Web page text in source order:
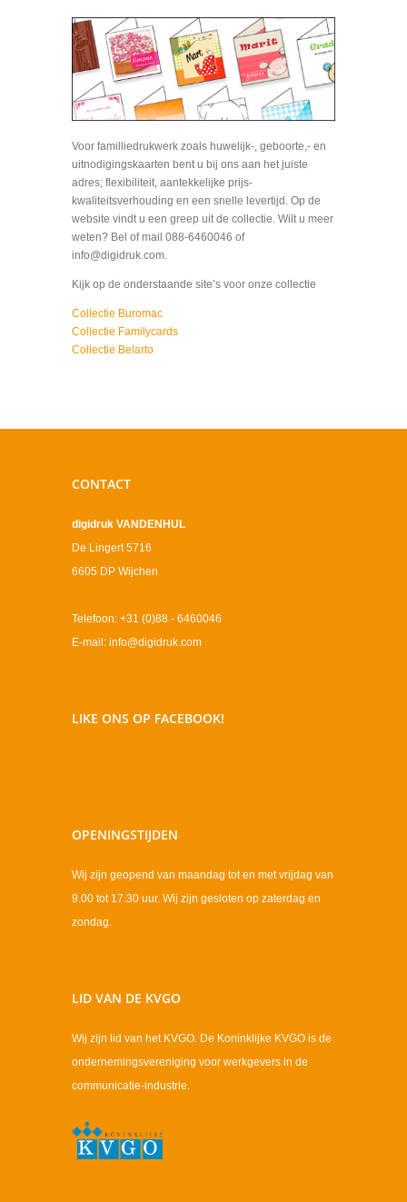
Voor familliedrukwerk zoals huwelijk-, geboorte,- en
uitnodigingskaarten bent u bij ons aan het juiste
adres; flexibiliteit, aantekkelijke prijs-
kwaliteitsverhouding en een snelle levertijd. Op de
website vindt u een greep uit de collectie. Wilt u meer
weten? Bel of mail 088-6460046 of
info@digidruk.com.
Kijk op de onderstaande site’s voor onze collectie
Collectie Buromac
Collectie Familycards
Collectie Belarto
CONTACT
digidruk VANDENHUL
De Lingert 5716
6605 DP Wijchen
Telefoon: +31 (0)88 - 6460046
E-mail: info@digidruk.com
LIKE ONS OP FACEBOOK!
OPENINGSTIJDEN
Wij zijn geopend van maandag tot en met vrijdag van
9.00 tot 17.30 uur. Wij zijn gesloten op zaterdag en
zondag.
LID VAN DE KVGO
Wij zijn lid van het KVGO. De Koninklijke KVGO is de
ondernemingsvereniging voor werkgevers in de
communicatie-industrie.